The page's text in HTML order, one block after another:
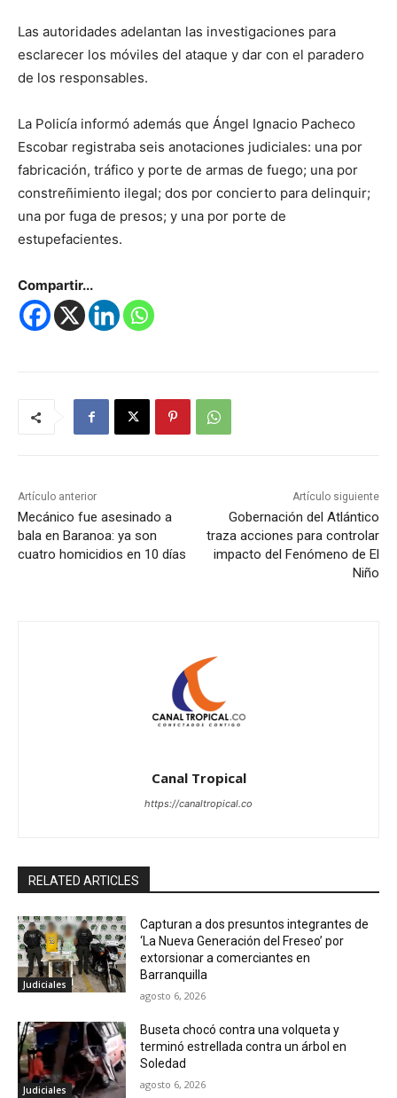
Las autoridades adelantan las investigaciones para
esclarecer los móviles del ataque y dar con el paradero
de los responsables.
La Policía informó además que Ángel Ignacio Pacheco
Escobar registraba seis anotaciones judiciales: una por
fabricación, tráfico y porte de armas de fuego; una por
constreñimiento ilegal; dos por concierto para delinquir;
una por fuga de presos; y una por porte de
estupefacientes.
Compartir...
Artículo anterior
Mecánico fue asesinado a
bala en Baranoa: ya son
cuatro homicidios en 10 días
Artículo siguiente
Gobernación del Atlántico
traza acciones para controlar
impacto del Fenómeno de El
Niño
Canal Tropical
https://canaltropical.co
RELATED ARTICLES
Judiciales
Capturan a dos presuntos integrantes de
‘La Nueva Generación del Freseo’ por
extorsionar a comerciantes en
Barranquilla
agosto 6, 2026
Judiciales
Buseta chocó contra una volqueta y
terminó estrellada contra un árbol en
Soledad
agosto 6, 2026